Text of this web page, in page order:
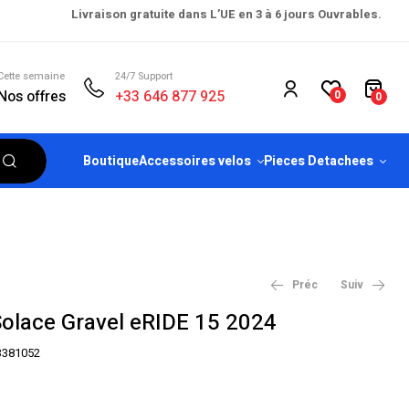
Livraison gratuite dans L’UE en 3 à 6 jours Ouvrables.
semaine
offres
24/7 Support
+33 646 877 925 0 0
BoutiqueAccessoires velos Pieces Detachees
Préc Suiv
Gravel eRIDE 15 2024